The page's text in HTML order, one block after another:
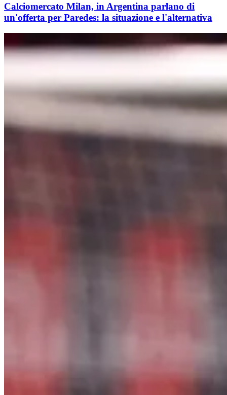
Calciomercato Milan, in Argentina parlano di
un'offerta per Paredes: la situazione e l'alternativa